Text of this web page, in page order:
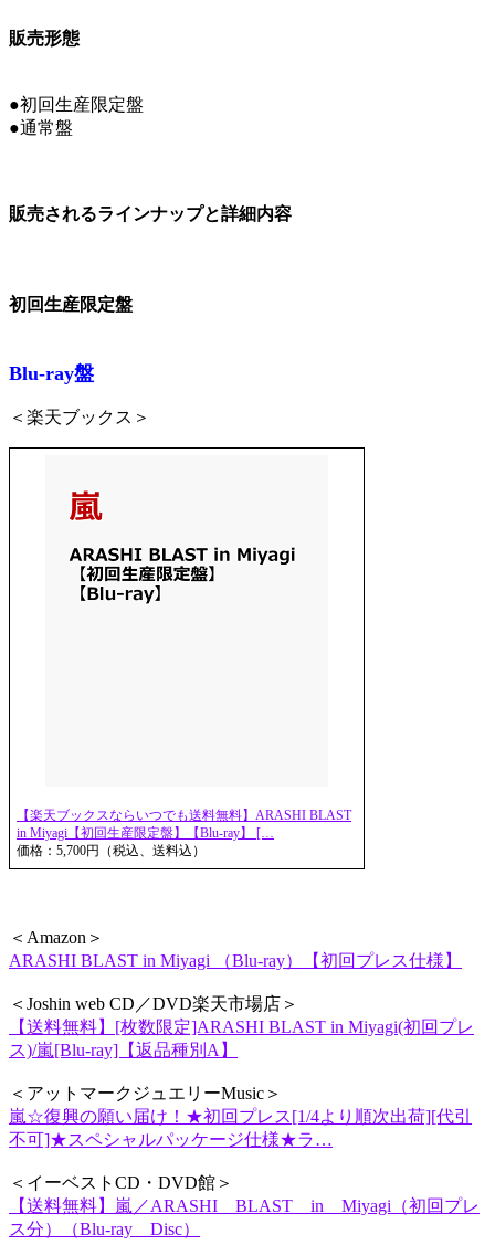
販売形態
●初回生産限定盤
●通常盤
販売されるラインナップと詳細内容
初回生産限定盤
Blu-ray盤
＜楽天ブックス＞
【楽天ブックスならいつでも送料無料】ARASHI BLAST
in Miyagi【初回生産限定盤】【Blu-ray】 […
価格：5,700円（税込、送料込）
＜Amazon＞
ARASHI BLAST in Miyagi （Blu-ray）【初回プレス仕様】
＜Joshin web CD／DVD楽天市場店＞
【送料無料】[枚数限定]ARASHI BLAST in Miyagi(初回プレ
ス)/嵐[Blu-ray]【返品種別A】
＜アットマークジュエリーMusic＞
嵐☆復興の願い届け！★初回プレス[1/4より順次出荷][代引
不可]★スペシャルパッケージ仕様★ラ…
＜イーベストCD・DVD館＞
【送料無料】嵐／ARASHI BLAST in Miyagi（初回プレ
ス分）（Blu-ray Disc）